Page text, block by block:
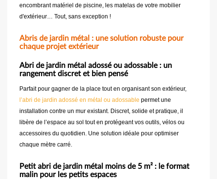
encombrant matériel de piscine, les matelas de votre mobilier
d'extérieur… Tout, sans exception !
Abris de jardin métal : une solution robuste pour
chaque projet extérieur
Abri de jardin métal adossé ou adossable : un
rangement discret et bien pensé
Parfait pour gagner de la place tout en organisant son extérieur,
l’abri de jardin adossé en métal ou adossable permet une
installation contre un mur existant. Discret, solide et pratique, il
libère de l’espace au sol tout en protégeant vos outils, vélos ou
accessoires du quotidien. Une solution idéale pour optimiser
chaque mètre carré.
Petit abri de jardin métal moins de 5 m² : le format
malin pour les petits espaces